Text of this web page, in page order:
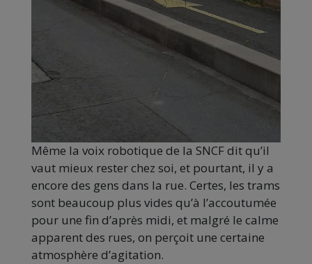
Même la voix robotique de la SNCF dit qu’il
vaut mieux rester chez soi, et pourtant, il y a
encore des gens dans la rue. Certes, les trams
sont beaucoup plus vides qu’à l’accoutumée
pour une fin d’après midi, et malgré le calme
apparent des rues, on perçoit une certaine
atmosphère d’agitation.